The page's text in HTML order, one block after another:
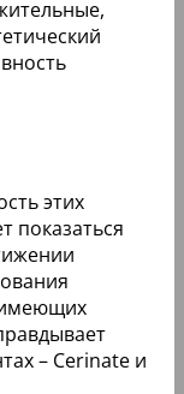
000 до 50
включает в
для
слепков и
в
стоит
а также
или сколов
чрезмерной